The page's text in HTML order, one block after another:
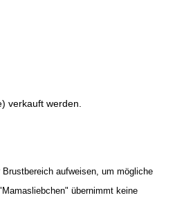
verkauft werden.
aufweisen, um mögliche
übernimmt keine